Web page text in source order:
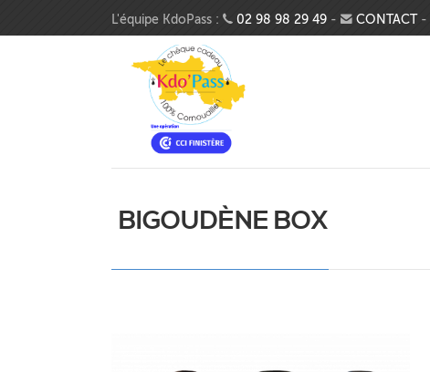
Aller au contenu principal
L'équipe KdoPass : 02 98 98 29 49 - CONTACT -
BIGOUDÈNE BOX